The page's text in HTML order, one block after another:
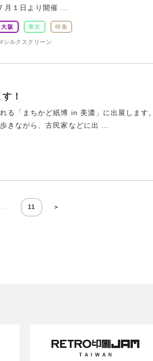
月１日より開催 ...
大阪 東京 特集
#シルクスクリーン
！
る「まちかど紙博 in 美濃」に出展します。
きながら、古民家などに出 ...
... 11 ＞